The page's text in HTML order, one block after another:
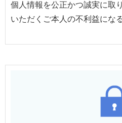
個人情報を公正かつ誠実に取
いただくご本人の不利益にな